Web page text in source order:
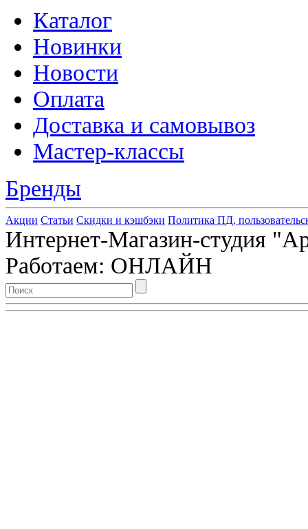
Каталог
Новинки
Новости
Оплата
Доставка и самовывоз
Мастер-классы
Бренды
Акции Статьи Скидки и кэшбэки Политика ПД,
Интернет-Магазин-студия
Работаем: ОНЛАЙН